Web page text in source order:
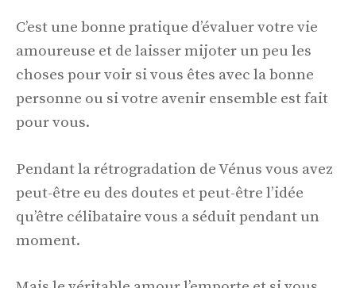
C’est une bonne pratique d’évaluer votre vie
amoureuse et de laisser mijoter un peu les
choses pour voir si vous êtes avec la bonne
personne ou si votre avenir ensemble est fait
pour vous.
Pendant la rétrogradation de Vénus vous avez
peut-être eu des doutes et peut-être l’idée
qu’être célibataire vous a séduit pendant un
moment.